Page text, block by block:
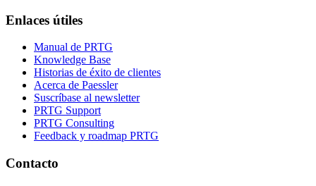
Enlaces útiles
Manual de PRTG
Knowledge Base
Historias de éxito de clientes
Acerca de Paessler
Suscríbase al newsletter
PRTG Support
PRTG Consulting
Feedback y roadmap PRTG
Contacto